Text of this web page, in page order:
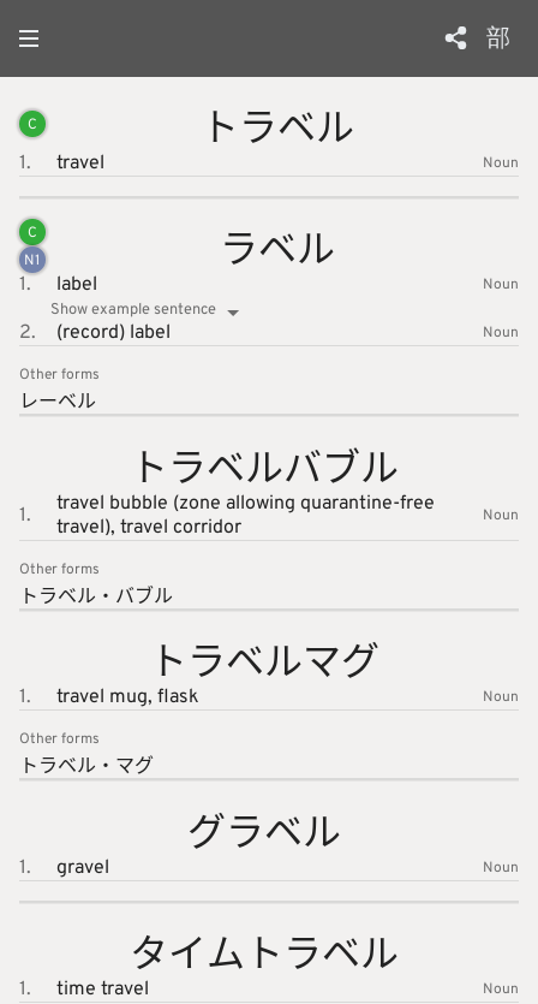
部
C トラベル
1. travel Noun
C
N1 ラベル
1. label
Noun
Show example sentence
2. (record) label Noun
Other forms
レーベル
トラベルバブル
1.
travel bubble (zone allowing quarantine-free
travel), travel corridor Noun
Other forms
トラベル ・バブル
トラベルマグ
1. travel mug, flask Noun
Other forms
トラベル ・マグ
グラベル
1. gravel Noun
タイムトラベル
1. time travel Noun